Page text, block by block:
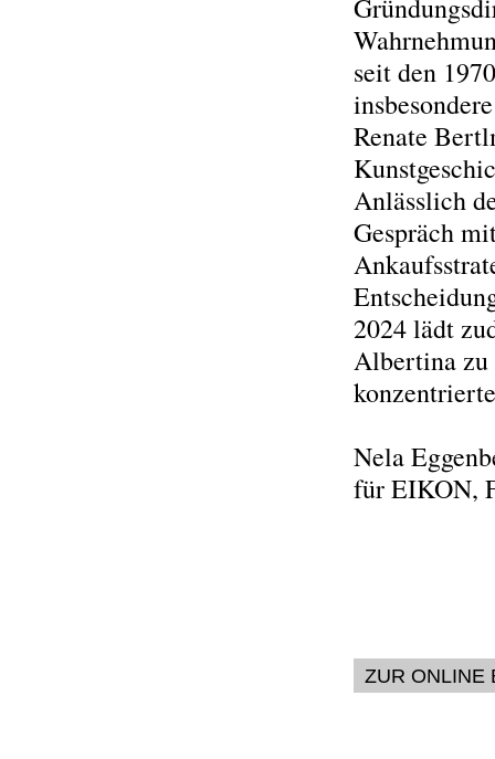
seit den
Renate
Anlässlich
Gespräch
2024 lädt
Albertina zu
Nela
für EIKON,
ZUR ONLINE